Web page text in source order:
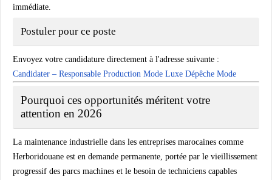
immédiate.
Postuler pour ce poste
Envoyez votre candidature directement à l'adresse suivante :
Candidater – Responsable Production Mode Luxe Dépêche Mode
Pourquoi ces opportunités méritent votre
attention en 2026
La maintenance industrielle dans les entreprises marocaines comme
Herboridouane est en demande permanente, portée par le vieillissement
progressif des parcs machines et le besoin de techniciens capables